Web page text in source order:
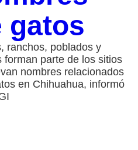
gatos
ranchos, poblados y
forman parte de los sitios
nombres relacionados
en Chihuahua, informó